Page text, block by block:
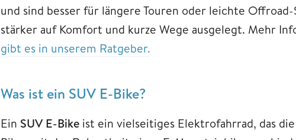
und sind besser für längere Touren oder leichte
stärker auf Komfort und kurze Wege ausgelegt. Mehr
gibt es in unserem Ratgeber.
Was ist ein SUV E-Bike?
Ein SUV E-Bike ist ein vielseitiges Elektrofahrrad, das